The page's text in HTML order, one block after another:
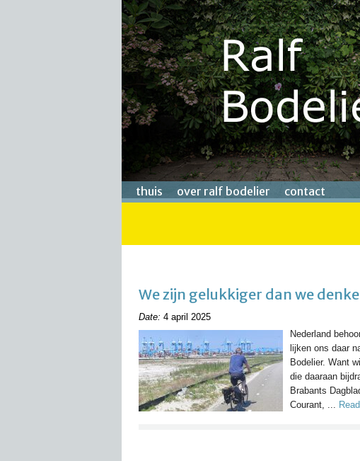
thuis over ralf bodelier contact
We zijn gelukkiger dan we
Date: 4 april 2025
Nederland
lijken ons daar
Bodelier. Want
die daaraan
Brabants
Courant, ...